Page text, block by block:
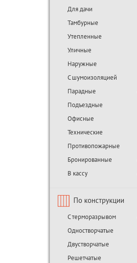
Для дачи
Тамбурные
Утепленные
Уличные
Наружные
С шумоизоляцией
Парадные
Подъездные
Офисные
Технические
Противопожарные
Бронированные
В кассу
По конструкции
С терморазрывом
Одностворчатые
Двустворчатые
Решетчатые